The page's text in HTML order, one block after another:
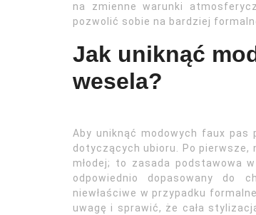
na zmienne warunki
pozwolić sobie na bardziej
Jak uniknąć
wesela?
Aby uniknąć modowych faux
dotyczących ubioru. Po pierwsze,
młodej; to zasada podstawowa
odpowiednio dopasowany do
niewłaściwe w przypadku
uwagę i sprawić, że cała